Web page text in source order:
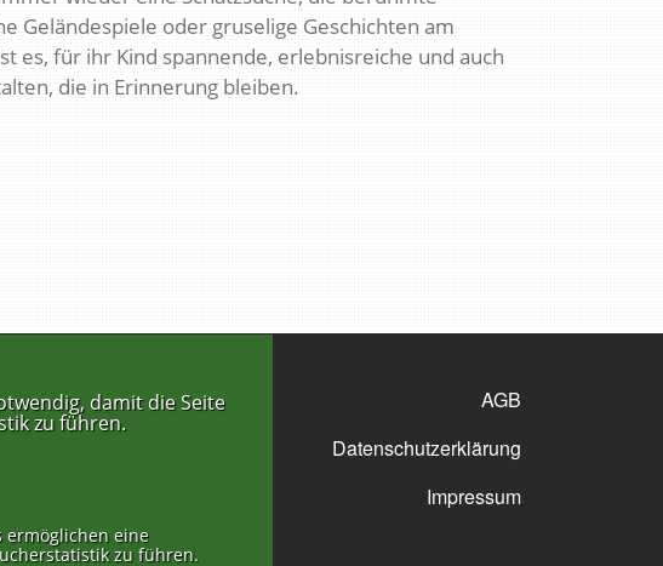
Geländespiele oder gruselige Geschichten am
es, für ihr Kind spannende, erlebnisreiche und auch
die in Erinnerung bleiben.
AGB
Datenschutzerklärung
Impressum
damit die Seite
zu führen.
ermöglichen eine
zu führen.